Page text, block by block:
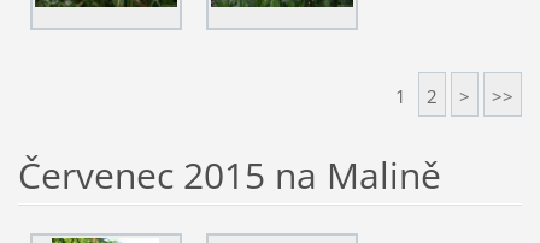
1 2 > >>
Červenec 2015 na Malině